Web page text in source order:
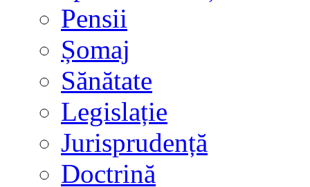
Pensii
Șomaj
Sănătate
Legislație
Jurisprudență
Doctrină